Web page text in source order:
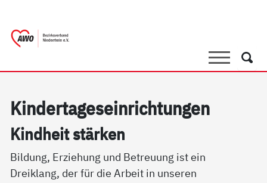
SucheSuche
Kin­der­ta­ge­s­ein­rich­tun­gen
Kind­heit stär­ken
Bildung, Erziehung und Betreuung ist ein
Dreiklang, der für die Arbeit in unseren